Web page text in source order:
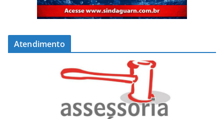
Atendimento